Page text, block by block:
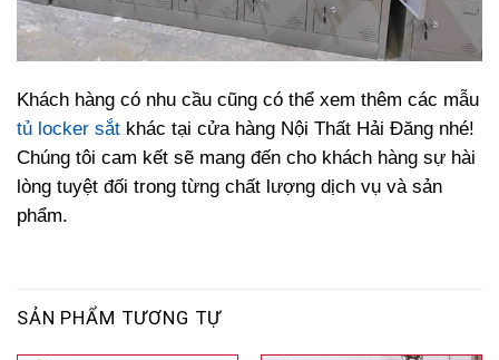
Khách hàng có nhu cầu cũng có thể xem thêm các mẫu
tủ locker sắt khác tại cửa hàng Nội Thất Hải Đăng nhé!
Chúng tôi cam kết sẽ mang đến cho khách hàng sự hài
lòng tuyệt đối trong từng chất lượng dịch vụ và sản
phẩm.
SẢN PHẨM TƯƠNG TỰ